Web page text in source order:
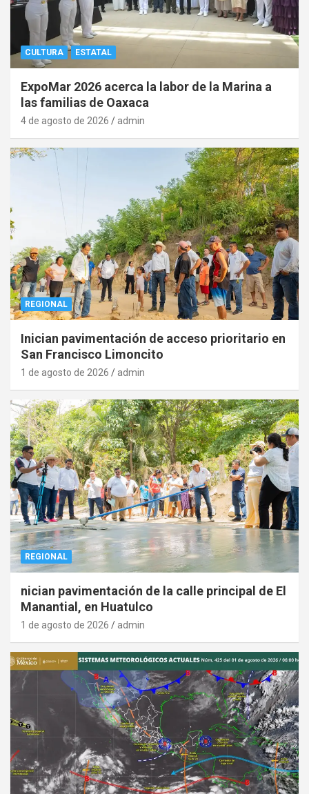
CULTURA ESTATAL
ExpoMar 2026 acerca la labor de la Marina a
las familias de Oaxaca
4 de agosto de 2026 admin
REGIONAL
Inician pavimentación de acceso prioritario en
San Francisco Limoncito
1 de agosto de 2026 admin
REGIONAL
nician pavimentación de la calle principal de El
Manantial, en Huatulco
1 de agosto de 2026 admin